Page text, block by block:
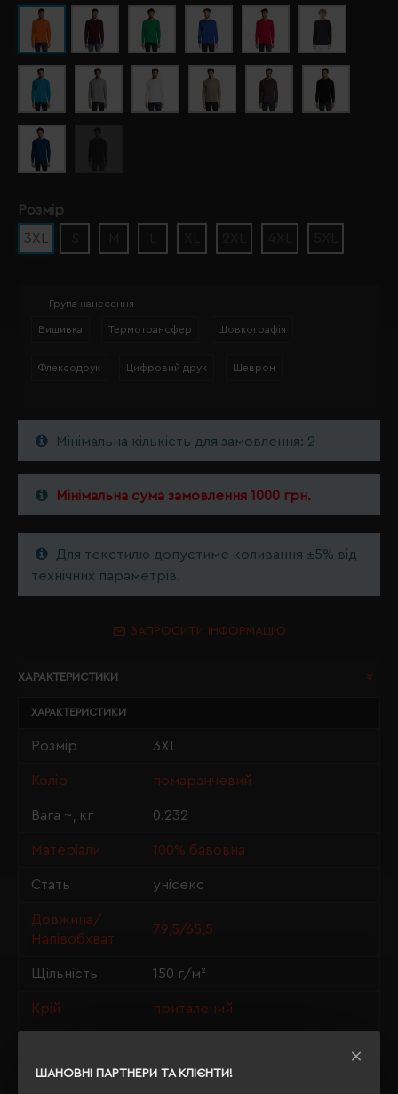
ШАНОВНІ ПАРТНЕРИ ТА КЛІЄНТИ!
Розмір
3XL
Група нанесення
Вишивка Термотрансфер Шовкографія
Флексодрук Цифровий друк Шеврон
Мінімальна кількість для замовлення: 2
Мінімальна сума замовлення 1000 грн.
Для текстилю допустиме коливання ±5% від
технічних параметрів.
ЗАПРОСИТИ ІНФОРМАЦІЮ
ХАРАКТЕРИСТИКИ
ХАРАКТЕРИСТИКИ
Розмір 3XL
Колір помаранчевий
Вага ~, кг 0.232
Матеріали 100% бавовна
Стать унісекс
Довжина/
Напівобхват
79,5/65,5
Щільність 150 г/м²
Крій приталений